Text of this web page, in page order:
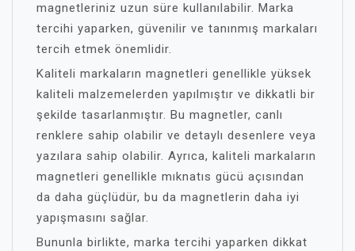
magnetleriniz uzun süre kullanılabilir. Marka
tercihi yaparken, güvenilir ve tanınmış markaları
tercih etmek önemlidir.
Kaliteli markaların magnetleri genellikle yüksek
kaliteli malzemelerden yapılmıştır ve dikkatli bir
şekilde tasarlanmıştır. Bu magnetler, canlı
renklere sahip olabilir ve detaylı desenlere veya
yazılara sahip olabilir. Ayrıca, kaliteli markaların
magnetleri genellikle mıknatıs gücü açısından
da daha güçlüdür, bu da magnetlerin daha iyi
yapışmasını sağlar.
Bununla birlikte, marka tercihi yaparken dikkat